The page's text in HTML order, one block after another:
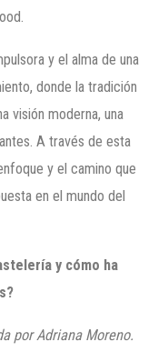
y el alma de una
donde la tradición
visión moderna, una
A través de esta
y el camino que
en el mundo del
y cómo ha
por Adriana Moreno.